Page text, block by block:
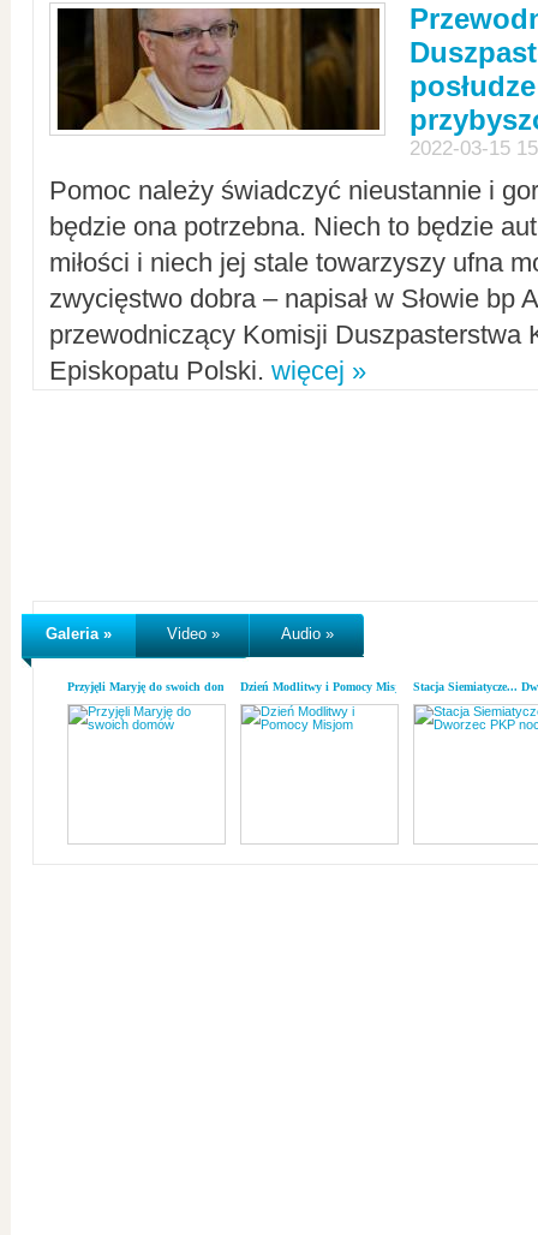
2022-03-15
Pomoc należy świadczyć nieustannie i
będzie ona potrzebna. Niech to będzie
miłości i niech jej stale towarzyszy ufna
zwycięstwo dobra – napisał w Słowie bp
przewodniczący Komisji Duszpasterstwa
Episkopatu Polski. więcej »
Galeria » Video » Audio »
Przyjęli Maryję do swoich domówDzień Modlitwy i Pomocy MisjomStacja Siemiatycze...